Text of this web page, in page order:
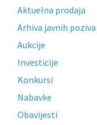
Aktuelna prodaja
Arhiva javnih poziva
Aukcije
Investicije
Konkursi
Nabavke
Obavijesti